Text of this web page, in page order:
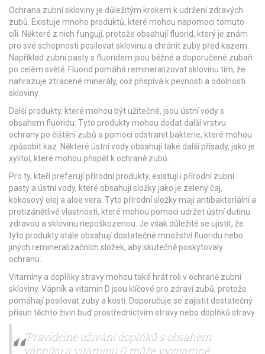
Ochrana zubní skloviny je důležitým krokem k udržení zdravých
zubů. Existuje mnoho produktů, které mohou napomoci tomuto
cíli. Některé z nich fungují, protože obsahují fluorid, který je znám
pro své schopnosti posilovat sklovinu a chránit zuby před kazem.
Například zubní pasty s fluoridem jsou běžné a doporučené zubaři
po celém světě. Fluorid pomáhá remineralizovat sklovinu tím, že
nahrazuje ztracené minerály, což přispívá k pevnosti a odolnosti
skloviny.
Další produkty, které mohou být užitečné, jsou ústní vody s
obsahem fluoridu. Tyto produkty mohou dodat další vrstvu
ochrany po čištění zubů a pomoci odstranit bakterie, které mohou
způsobit kaz. Některé ústní vody obsahují také další přísady, jako je
xylitol, které mohou přispět k ochraně zubů.
Pro ty, kteří preferují přírodní produkty, existují i přírodní zubní
pasty a ústní vody, které obsahují složky jako je zelený čaj,
kokosový olej a aloe vera. Tyto přírodní složky mají antibakteriální a
protizánětlivé vlastnosti, které mohou pomoci udržet ústní dutinu
zdravou a sklovinu nepoškozenou. Je však důležité se ujistit, že
tyto produkty stále obsahují dostatečné množství fluoridu nebo
jiných remineralizačních složek, aby skutečně poskytovaly
ochranu.
Vitamíny a doplňky stravy mohou také hrát roli v ochraně zubní
skloviny. Vápník a vitamin D jsou klíčové pro zdraví zubů, protože
pomáhají posilovat zuby a kosti. Doporučuje se zajistit dostatečný
přísun těchto živin buď prostřednictvím stravy nebo doplňků stravy.
"Pravidelné užívání doplňků s obsahem
vápníku a vitamínu D může významně